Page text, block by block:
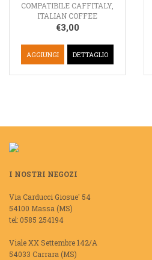
COMPATIBILE CAFFITALY,
ITALIAN COFFEE
€3,00
AGGIUNGI DETTAGLIO
I NOSTRI NEGOZI
Via Carducci Giosue' 54
54100 Massa (MS)
tel: 0585 254194
Viale XX Settembre 142/A
54033 Carrara (MS)